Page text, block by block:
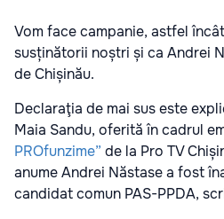
Vom face campanie, astfel
susținătorii noștri și ca Andrei
de Chișinău.
Declaraţia de mai sus este
Maia Sandu, oferită în cadrul
PROfunzime” de la Pro TV
anume Andrei Năstase a fost
candidat comun PAS-PPDA,